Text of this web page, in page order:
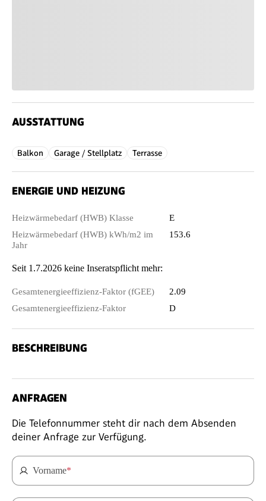
AUSSTATTUNG
Balkon Garage / Stellplatz Terrasse
ENERGIE UND HEIZUNG
Heizwärmebedarf (HWB) Klasse
E
Heizwärmebedarf (HWB) kWh/m2 im
Jahr
153.6
Seit 1.7.2026 keine Inseratspflicht mehr:
Gesamtenergieeffizienz-Faktor (fGEE)
2.09
Gesamtenergieeffizienz-Faktor
D
BESCHREIBUNG
ANFRAGEN
Die Telefonnummer steht dir nach dem Absenden
deiner Anfrage zur Verfügung.
Vorname*